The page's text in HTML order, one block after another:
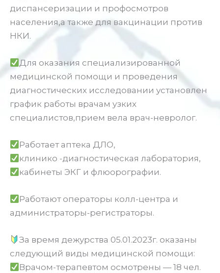
диспансеризации и профосмотров
населения,а также для вакцинации против
НКИ.
Для оказания специализированной
медицинской помощи и проведения
диагностических исследовании установлен
график работы врачам узких
специалистов,прием вела врач-невролог.
Работает аптека ДЛО,
клинико -диагностическая лаборатория,
кабинеты ЭКГ и флюорографии.
Работают операторы колл-центра и
администраторы-регистраторы.
За время дежурства 05.01.2023г. оказаны
следующий виды медицинской помощи:
Врачом-терапевтом осмотрены — 18 чел.